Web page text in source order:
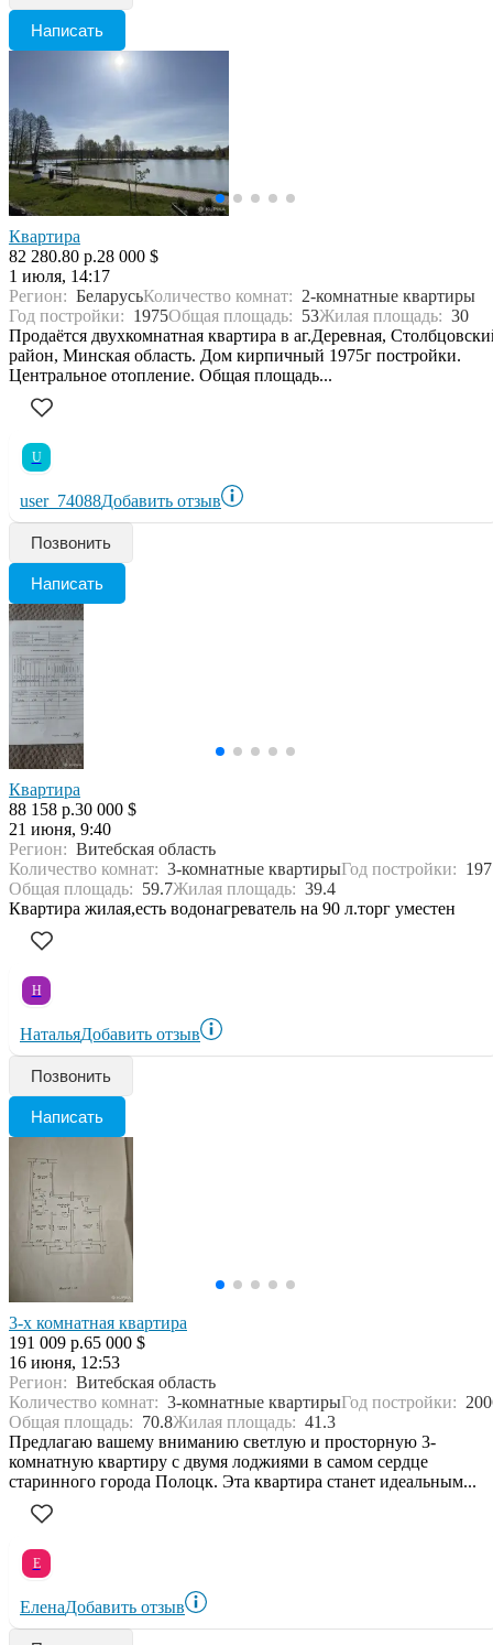
Написать
Квартира
82 280.80 р.28 000 $
1 июля, 14:17
Регион: БеларусьКоличество комнат: 2-комнатные квартиры
Год постройки: 1975Общая площадь: 53Жилая площадь: 30
Продаётся двухкомнатная квартира в аг.Деревная,
район, Минская область. Дом кирпичный 1975г постройки.
Центральное отопление. Общая площадь...
U
user_74088Добавить отзыв
Позвонить
Написать
Квартира
88 158 р.30 000 $
21 июня, 9:40
Регион: Витебская область
Количество комнат: 3-комнатные квартирыГод постройки:
Общая площадь: 59.7Жилая площадь: 39.4
Квартира жилая,есть водонагреватель на 90 л.торг уместен
Н
НатальяДобавить отзыв
Позвонить
Написать
3-х комнатная квартира
191 009 р.65 000 $
16 июня, 12:53
Регион: Витебская область
Количество комнат: 3-комнатные квартирыГод постройки:
Общая площадь: 70.8Жилая площадь: 41.3
Предлагаю вашему вниманию светлую и просторную 3-
комнатную квартиру с двумя лоджиями в самом сердце
старинного города Полоцк. Эта квартира станет идеальным...
Е
ЕленаДобавить отзыв